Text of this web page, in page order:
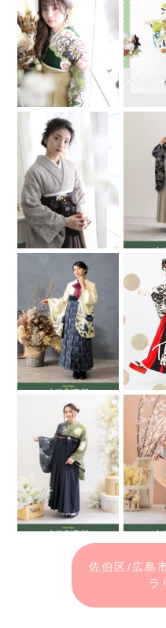
佐伯区/広島
ラ